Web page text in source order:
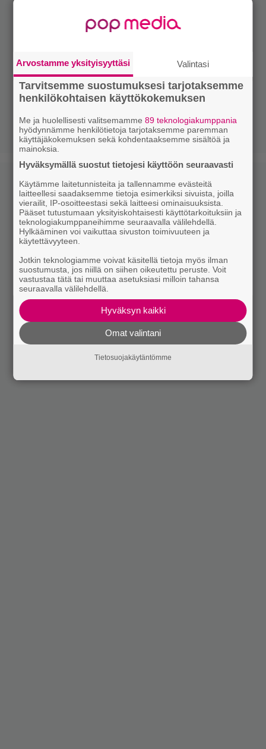
Arvostamme yksityisyyttäsi Valintasi
Tarvitsemme suostumuksesi tarjotaksemme
henkilökohtaisen käyttökokemuksen
Me ja huolellisesti valitsemamme89 teknologiakumppania
hyödynnämme henkilötietoja tarjotaksemme paremman
käyttäjäkokemuksen sekä kohdentaaksemme sisältöä ja
mainoksia.
Hyväksymällä suostut tietojesi käyttöön seuraavasti
Käytämme laitetunnisteita ja tallennamme evästeitä
laitteellesi saadaksemme tietoja esimerkiksi sivuista, joilla
vierailit, IP-osoitteestasi sekä laitteesi ominaisuuksista.
Pääset tutustumaan yksityiskohtaisesti käyttötarkoituksiin ja
teknologiakumppaneihimme seuraavalla välilehdellä.
Hylkääminen voi vaikuttaa sivuston toimivuuteen ja
käytettävyyteen.
Jotkin teknologiamme voivat käsitellä tietoja myös ilman
suostumusta, jos niillä on siihen oikeutettu peruste. Voit
vastustaa tätä tai muuttaa asetuksiasi milloin tahansa
seuraavalla välilehdellä.
Hyväksyn kaikki
Omat valintani
Tietosuojakäytäntömme